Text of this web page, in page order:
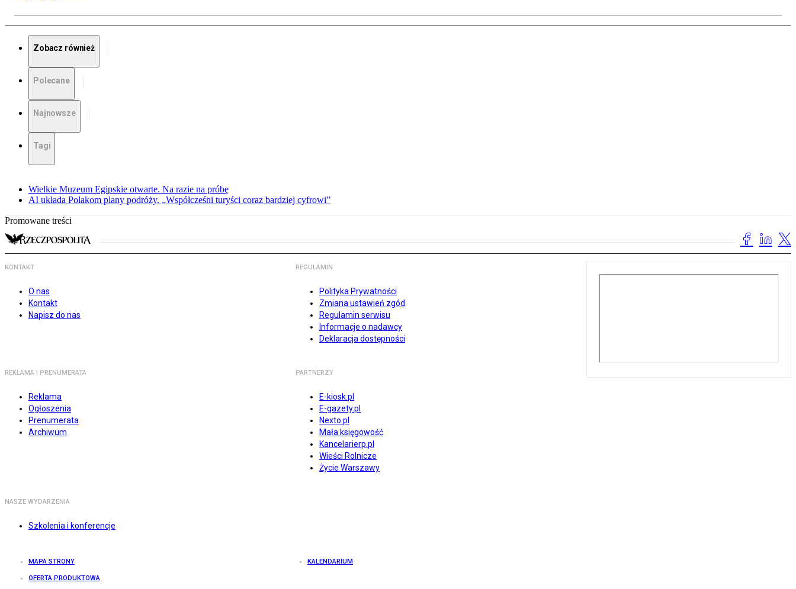
Zobacz również
Polecane
Najnowsze
Tagi
Wielkie Muzeum Egipskie otwarte. Na razie na próbę
AI układa Polakom plany podróży. „Współcześni turyści coraz bardziej cyfrowi”
Promowane treści
KONTAKT
O nas
Kontakt
Napisz do nas
REGULAMIN
Polityka Prywatności
Zmiana ustawień zgód
Regulamin serwisu
Informacje o nadawcy
Deklaracja dostępności
REKLAMA I PRENUMERATA
Reklama
Ogłoszenia
Prenumerata
Archiwum
PARTNERZY
E-kiosk.pl
E-gazety.pl
Nexto.pl
Mała księgowość
Kancelarierp.pl
Wieści Rolnicze
Życie Warszawy
NASZE WYDARZENIA
Szkolenia i konferencje
MAPA STRONY KALENDARIUM
OFERTA PRODUKTOWA